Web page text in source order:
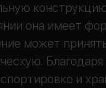
она имеет
может
и